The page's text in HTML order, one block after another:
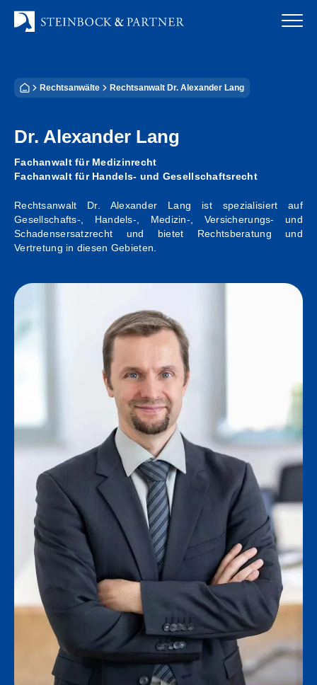
Inhalt
springen
Startseite
Team
Standorte
Rechtsgebiete
Steuerberatung
Stellenangebote
Kontakt
Rechtsanwälte Rechtsanwalt Dr. Alexander Lang
Dr. Alexander Lang
Fachanwalt für Medizinrecht
Fachanwalt für Handels- und Gesellschaftsrecht
Rechtsanwalt Dr. Alexander Lang ist spezialisiert auf
Gesellschafts-, Handels-, Medizin-, Versicherungs- und
Schadensersatzrecht und bietet Rechtsberatung und
Vertretung in diesen Gebieten.